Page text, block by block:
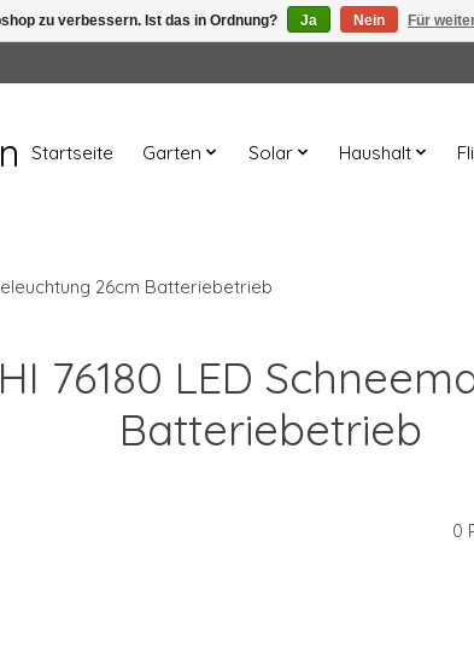
Startseite Garten Solar Haushalt
26cm Batteriebetrieb
76180 LED
Batteriebetrieb
0
zu verbessern. Ist das in Ordnung? Ja Nein Für